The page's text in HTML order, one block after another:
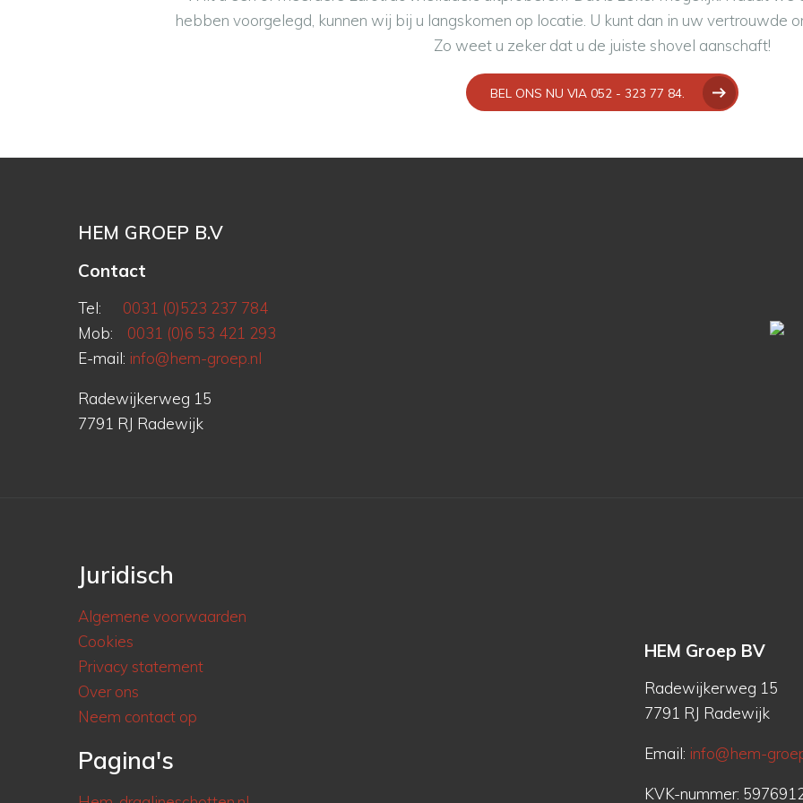
hebben voorgelegd, kunnen wij bij u langskomen op locatie. U kunt dan in uw vertrouwde
Zo weet u zeker dat u de juiste shovel aanschaft!
BEL ONS NU VIA 052 - 323 77 84.
HEM GROEP B.V
Contact
Tel:
0031 (0)523 237 784
Mob: 0031 (0)6 53 421 293
E-mail: info@hem-groep.nl
Radewijkerweg 15
7791 RJ Radewijk
Juridisch
Algemene voorwaarden
Cookies
Privacy statement
Over ons
Neem contact op
Pagina's
HEM Groep BV
Radewijkerweg 15
7791 RJ Radewijk
Email: info@hem-
KVK-nummer: